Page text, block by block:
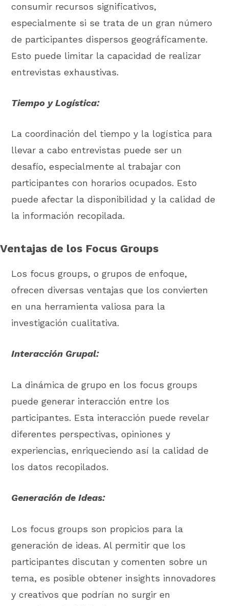
consumir recursos significativos,
especialmente si se trata de un gran número
de participantes dispersos geográficamente.
Esto puede limitar la capacidad de realizar
entrevistas exhaustivas.
Tiempo y Logística:
La coordinación del tiempo y la logística para
llevar a cabo entrevistas puede ser un
desafío, especialmente al trabajar con
participantes con horarios ocupados. Esto
puede afectar la disponibilidad y la calidad de
la información recopilada.
Ventajas de los Focus Groups
Los focus groups, o grupos de enfoque,
ofrecen diversas ventajas que los convierten
en una herramienta valiosa para la
investigación cualitativa.
Interacción Grupal:
La dinámica de grupo en los focus groups
puede generar interacción entre los
participantes. Esta interacción puede revelar
diferentes perspectivas, opiniones y
experiencias, enriqueciendo así la calidad de
los datos recopilados.
Generación de Ideas:
Los focus groups son propicios para la
generación de ideas. Al permitir que los
participantes discutan y comenten sobre un
tema, es posible obtener insights innovadores
y creativos que podrían no surgir en